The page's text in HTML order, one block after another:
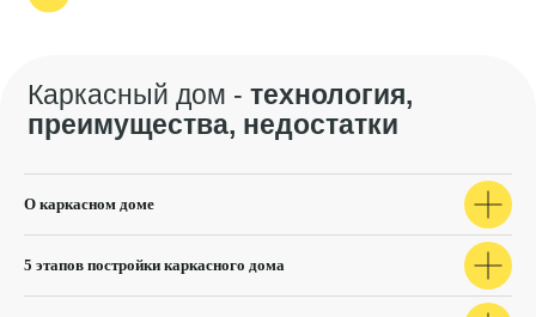
О каркасном доме
5 этапов постройки каркасного дома
Посмотрите наши
другие проекты